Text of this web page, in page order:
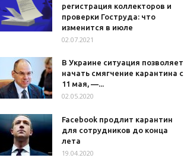
регистрация коллекторов и
проверки Гоструда: что
изменится в июле
02.07.2021
В Украине ситуация позволяет
начать смягчение карантина с
11 мая, —...
02.05.2020
Facebook продлит карантин
для сотрудников до конца
лета
19.04.2020